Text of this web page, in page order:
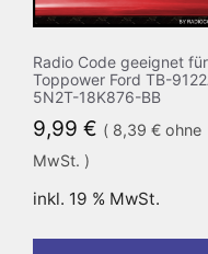
Radio Code geeignet für
Toppower Ford TB-
5N2T-18K876-BB
9,99 € ( 8,39 € ohne
MwSt. )
inkl. 19 % MwSt.